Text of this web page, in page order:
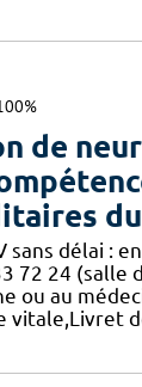
de
sans délai :
72 24 (salle
ou au
vitale,Livret